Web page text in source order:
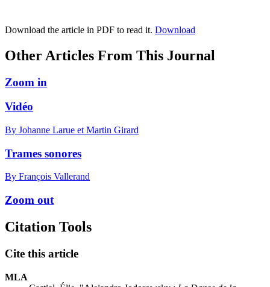
Download the article in PDF to read it. Download
Other Articles From This Journal
Zoom in
Vidéo
By Johanne Larue et Martin Girard
Trames sonores
By François Vallerand
Zoom out
Citation Tools
Cite this article
MLA